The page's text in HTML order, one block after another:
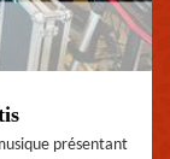
présentant